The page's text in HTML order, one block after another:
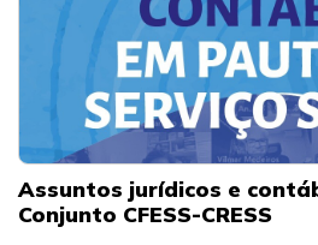
Assuntos jurídicos e
Conjunto CFESS-CRESS